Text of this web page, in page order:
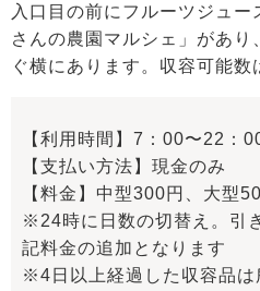
入口目の前にフルーツジュ
さんの農園マルシェ」があ
ぐ横にあります。収容可能数
【利用時間】7：00〜22：
【支払い方法】現金のみ
【料金】中型300円、大型
※24時に日数の切替え。引
記料金の追加となります
※4日以上経過した収容品は